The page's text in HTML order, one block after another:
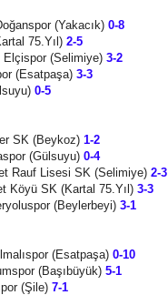
(Yakacık) 0-8
75.Yıl) 2-5
Elçispor (Selimiye) 3-2
(Esatpaşa) 3-3
0-5
SK (Beykoz) 1-2
(Gülsuyu) 0-4
Rauf Lisesi SK (Selimiye) 2-3
Köyü SK (Kartal 75.Yıl) 3-3
(Beylerbeyi) 3-1
(Esatpaşa) 0-10
(Başıbüyük) 5-1
(Şile) 7-1